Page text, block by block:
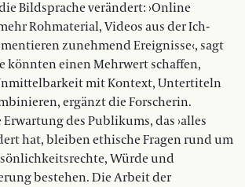
Bildsprache verändert: ›Online
Rohmaterial, Videos aus der Ich-
zunehmend Ereignisse‹, sagt
könnten einen Mehrwert schaffen,
mit Kontext, Untertiteln
ergänzt die Forscherin.
des Publikums, das ›alles
hat, bleiben ethische Fragen rund um
Würde und
bestehen. Die Arbeit der